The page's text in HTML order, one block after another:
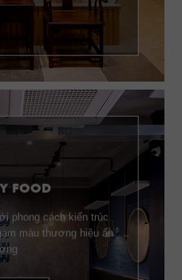
FOOD
phong cách kiến trúc
màu thương hiệu ấn